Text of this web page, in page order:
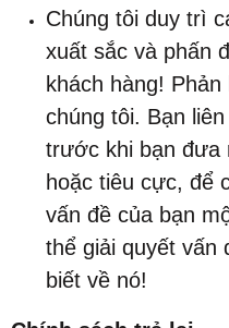
Chúng tôi duy trì
xuất sắc và phấn
khách hàng!
chúng tôi. Bạn
trước khi bạn đưa
hoặc tiêu cực, để
vấn đề của bạn
thể giải quyết vấn
biết về nó!